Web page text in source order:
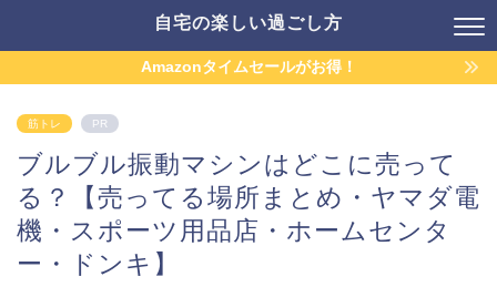
自宅の楽しい過ごし方
Amazonタイムセールがお得！
筋トレ PR
ブルブル振動マシンはどこに売って
る？【売ってる場所まとめ・ヤマダ電
機・スポーツ用品店・ホームセンタ
ー・ドンキ】